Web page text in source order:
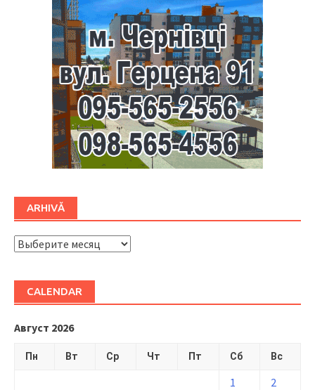
ARHIVĂ
ARHIVĂ
CALENDAR
Август 2026
Пн Вт Ср Чт Пт Сб Вс
1
2